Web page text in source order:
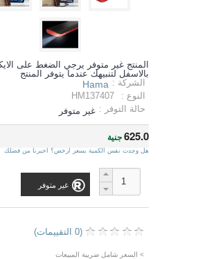
المنتج غير متوفر يرجي الضغط على
بالاسفل لتنبيهك عندما يتوفر المنتج
الشركة : Hama
النوع :
HM137407
حالة التوفر : غير متوفر
625.0جنية
هل وجدت نفس الكمية بسعر ارخص؟ اخبرنا من فضلك
غير متوفر
(0 التقييمات)
> السعر شامل ضريبة المبيعات